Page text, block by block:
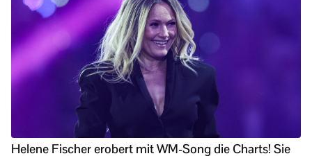
Helene Fischer erobert mit WM-Song die Charts! Sie